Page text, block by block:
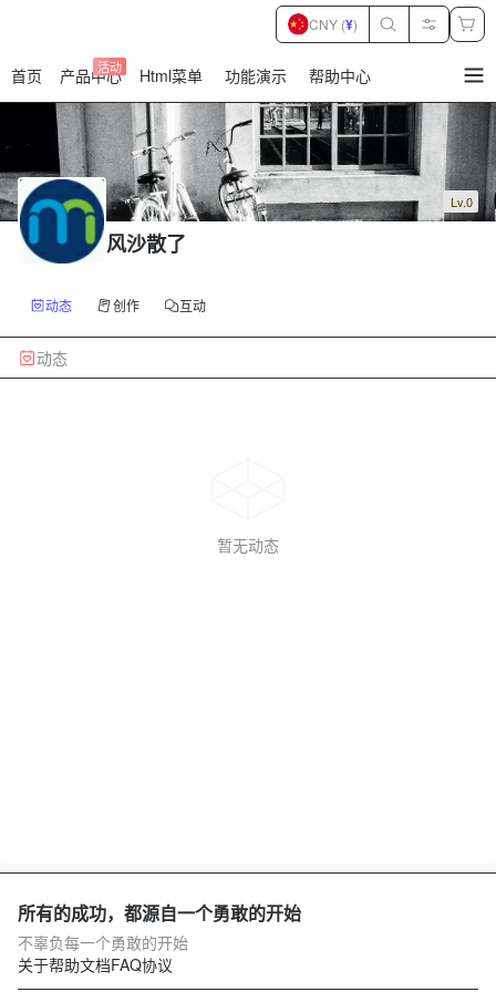
首页 产品中心
活动 Html菜单 功能演示 帮助中心
CNY (¥)
Lv.0
风沙散了
动态 创作 互动
动态
暂无动态
所有的成功，都源自一个勇敢的开始
不辜负每一个勇敢的开始
关于帮助文档FAQ协议